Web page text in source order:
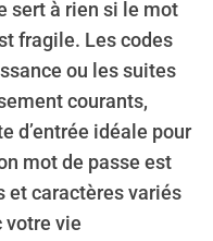
sert à rien si le mot
fragile. Les codes
ou les suites
courants,
d’entrée idéale pour
mot de passe est
et caractères variés
votre vie